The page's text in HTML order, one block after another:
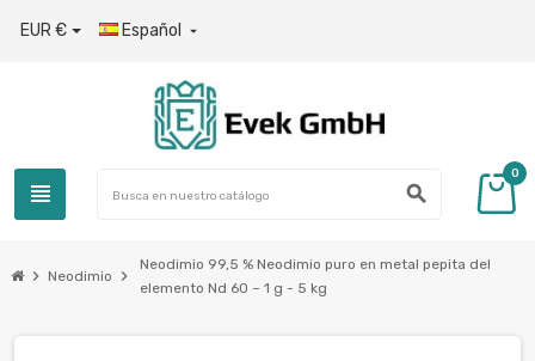
EUR € Español 
view_headline search
0
chevron_right Neodimio chevron_right
Neodimio 99,5 % Neodimio puro en metal pepita del
elemento Nd 60 – 1 g - 5 kg